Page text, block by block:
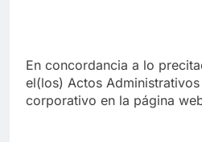
En concordancia a lo
el(los) Actos
corporativo en la página